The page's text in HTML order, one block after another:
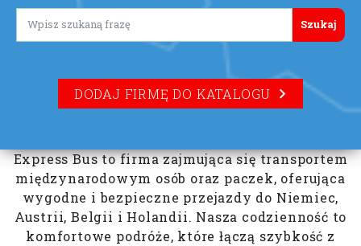
Lorem ipsum
DODAJ FIRMĘ DO KATALOGU
Express Bus to firma zajmująca się transportem
międzynarodowym osób oraz paczek, oferująca
wygodne i bezpieczne przejazdy do Niemiec,
Austrii, Belgii i Holandii. Nasza codzienność to
komfortowe podróże, które łączą szybkość z